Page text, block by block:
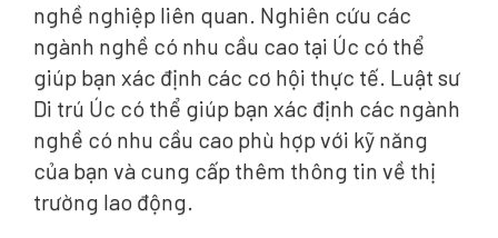
nghề nghiệp liên quan. Nghiên cứu các
ngành nghề có nhu cầu cao tại Úc có thể
giúp bạn xác định các cơ hội thực tế. Luật sư
Di trú Úc có thể giúp bạn xác định các ngành
nghề có nhu cầu cao phù hợp với kỹ năng
của bạn và cung cấp thêm thông tin về thị
trường lao động.